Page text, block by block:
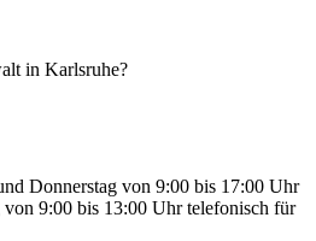
in Karlsruhe?
Donnerstag von 9:00 bis 17:00 Uhr
9:00 bis 13:00 Uhr telefonisch für